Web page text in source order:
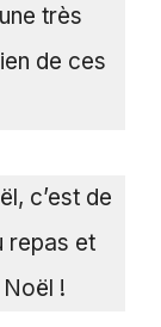
très
de ces
c’est de
repas et
!